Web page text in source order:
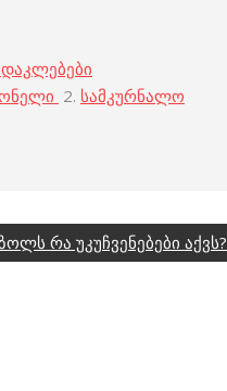
2. სამკურნალო
რა უკუჩვენებები აქვს?